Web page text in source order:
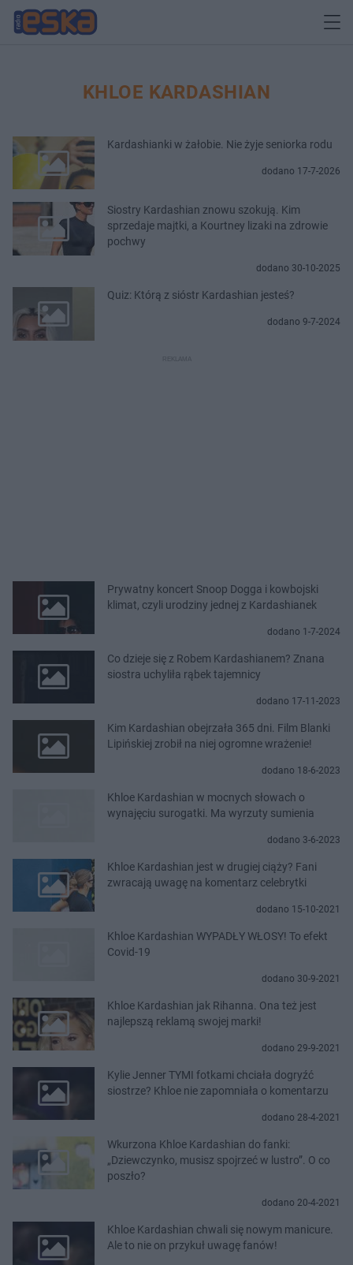
KHLOE KARDASHIAN
Kardashianki w żałobie. Nie żyje seniorka rodu
dodano 17-7-2026
Siostry Kardashian znowu szokują. Kim
sprzedaje majtki, a Kourtney lizaki na zdrowie
pochwy
dodano 30-10-2025
Quiz: Którą z sióstr Kardashian jesteś?
dodano 9-7-2024
Prywatny koncert Snoop Dogga i kowbojski
klimat, czyli urodziny jednej z Kardashianek
dodano 1-7-2024
Co dzieje się z Robem Kardashianem? Znana
siostra uchyliła rąbek tajemnicy
dodano 17-11-2023
Kim Kardashian obejrzała 365 dni. Film Blanki
Lipińskiej zrobił na niej ogromne wrażenie!
dodano 18-6-2023
Khloe Kardashian w mocnych słowach o
wynajęciu surogatki. Ma wyrzuty sumienia
dodano 3-6-2023
Khloe Kardashian jest w drugiej ciąży? Fani
zwracają uwagę na komentarz celebrytki
dodano 15-10-2021
Khloe Kardashian WYPADŁY WŁOSY! To efekt
Covid-19
dodano 30-9-2021
Khloe Kardashian jak Rihanna. Ona też jest
najlepszą reklamą swojej marki!
dodano 29-9-2021
Kylie Jenner TYMI fotkami chciała dogryźć
siostrze? Khloe nie zapomniała o komentarzu
dodano 28-4-2021
Wkurzona Khloe Kardashian do fanki:
„Dziewczynko, musisz spojrzeć w lustro”. O co
poszło?
dodano 20-4-2021
Khloe Kardashian chwali się nowym manicure.
Ale to nie on przykuł uwagę fanów!